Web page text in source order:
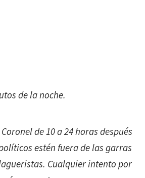
de la noche.
de 10 a 24 horas después
estén fuera de las garras
Cualquier intento por